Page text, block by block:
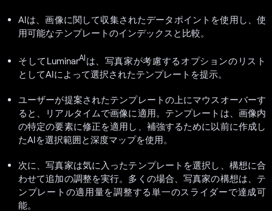
AIは、画像に関して収集されたデータポイントを使用し、使
用可能なテンプレートのインデックスと比較。
そしてLuminarAI は、写真家が考慮するオプションのリスト
としてAIによって選択されたテンプレートを提示。
ユーザーが提案されたテンプレートの上にマウスオーバーす
ると、リアルタイムで画像に適用。テンプレートは、画像内
の特定の要素に修正を適用し、補強するために以前に作成し
たAIを選択範囲と深度マップを使用。
次に、写真家は気に入ったテンプレートを選択し、構想に合
わせて追加の調整を実行。多くの場合、写真家の構想は、テ
ンプレートの適用量を調整する単一のスライダーで達成可
能。